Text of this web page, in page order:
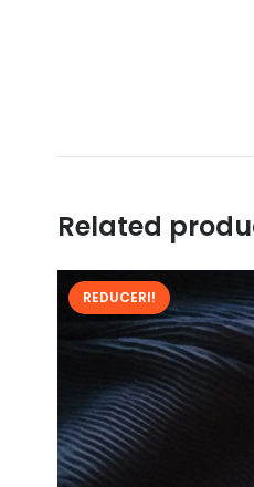
Related
REDUCERI!